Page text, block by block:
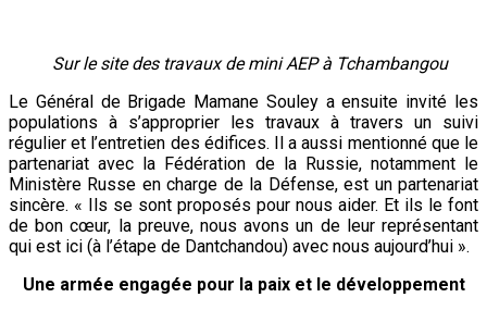
Sur le site des travaux de mini AEP à Tchambangou
Le Général de Brigade Mamane Souley a ensuite invité les
populations à s’approprier les travaux à travers un suivi
régulier et l’entretien des édifices. Il a aussi mentionné que le
partenariat avec la Fédération de la Russie, notamment le
Ministère Russe en charge de la Défense, est un partenariat
sincère. « Ils se sont proposés pour nous aider. Et ils le font
de bon cœur, la preuve, nous avons un de leur représentant
qui est ici (à l’étape de Dantchandou) avec nous aujourd’hui ».
Une armée engagée pour la paix et le développement